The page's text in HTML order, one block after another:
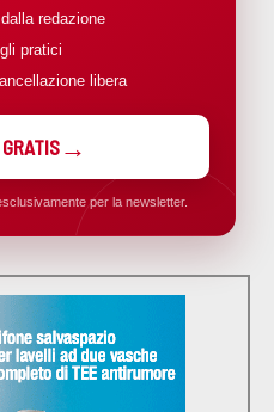
redazione
pratici
libera
per la newsletter.